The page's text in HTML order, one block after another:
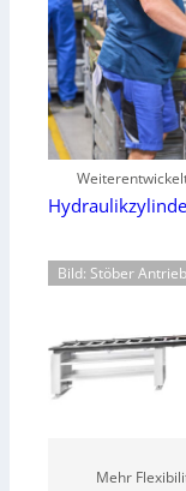
Bild: Stöber
Mehr